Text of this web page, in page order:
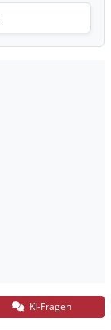
KI-Fragen